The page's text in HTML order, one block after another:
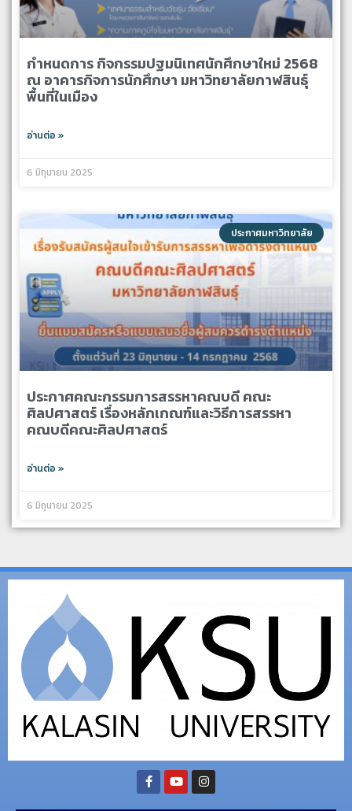
กำหนดการ กิจกรรมปฐมนิเทศนักศึกษาใหม่ 2568
ณ อาคารกิจการนักศึกษา มหาวิทยาลัยกาฬสินธุ์
พื้นที่ในเมือง
อ่านต่อ »
6 มิถุนายน 2025
ประกาศมหาวิทยาลัย
ประกาศคณะกรรมการสรรหาคณบดี คณะ
ศิลปศาสตร์ เรื่องหลักเกณฑ์และวิธีการสรรหา
คณบดีคณะศิลปศาสตร์
อ่านต่อ »
6 มิถุนายน 2025